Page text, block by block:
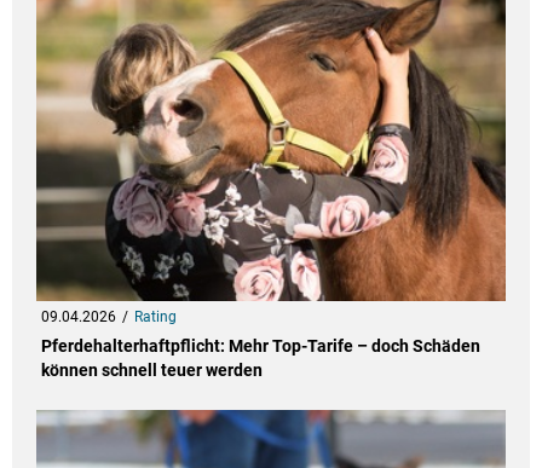
09.04.2026 Rating
Pferdehalterhaftpflicht: Mehr Top-Tarife – doch Schäden
können schnell teuer werden